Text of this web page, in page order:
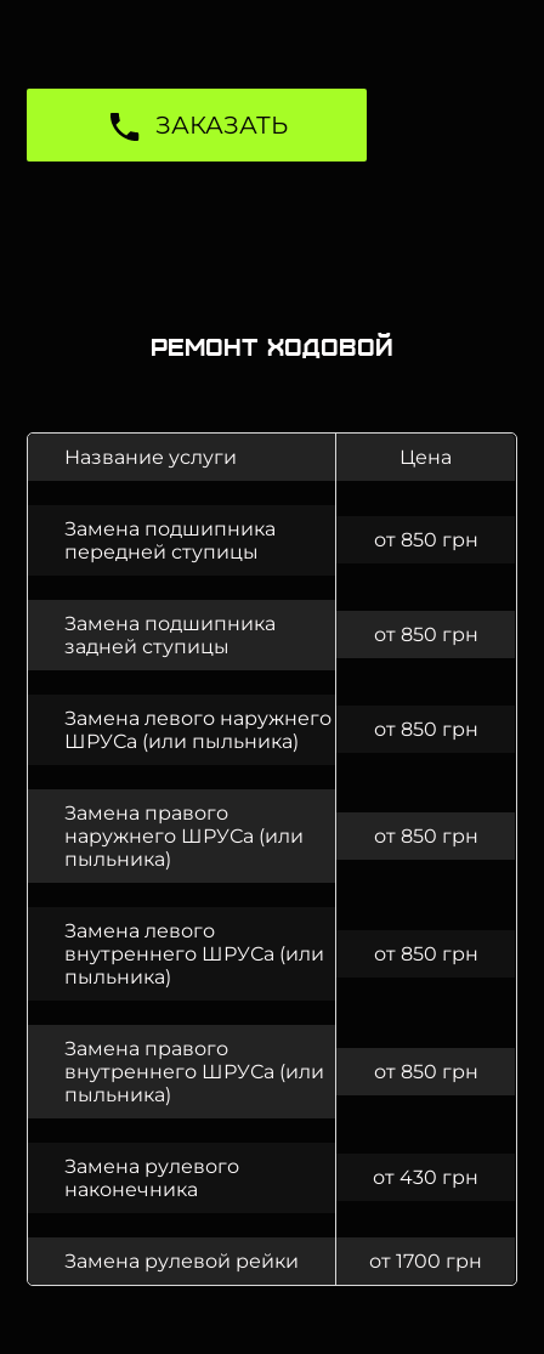
ЗАКАЗАТЬ
Ремонт ходовой
Название услуги Цена
Замена подшипника
передней ступицы
от 850 грн
Замена подшипника
задней ступицы
от 850 грн
Замена левого наружнего
ШРУСа (или пыльника)
от 850 грн
Замена правого
наружнего ШРУСа (или
пыльника)
от 850 грн
Замена левого
внутреннего ШРУСа (или
пыльника)
от 850 грн
Замена правого
внутреннего ШРУСа (или
пыльника)
от 850 грн
Замена рулевого
наконечника
от 430 грн
Замена рулевой рейки от 1700 грн